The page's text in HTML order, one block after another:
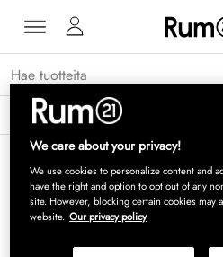
Saat 15 % alennusta Grythyttan
We care about your privacy!
We use cookies to personalize content and
have the right and option to opt out of any
site. However, blocking certain cookies may
website. Our privacy policy